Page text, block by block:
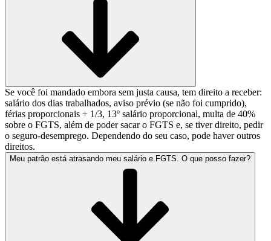
Se você foi mandado embora sem justa causa, tem direito a receber:
salário dos dias trabalhados, aviso prévio (se não foi cumprido),
férias proporcionais + 1/3, 13º salário proporcional, multa de 40%
sobre o FGTS, além de poder sacar o FGTS e, se tiver direito, pedir
o seguro-desemprego. Dependendo do seu caso, pode haver outros
direitos.
Meu patrão está atrasando meu salário e FGTS. O que posso fazer?